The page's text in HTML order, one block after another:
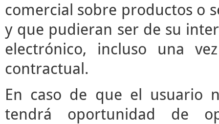
comercial sobre productos o
y que pudieran ser de su
electrónico, incluso una
contractual.
En caso de que el usuario
tendrá oportunidad de